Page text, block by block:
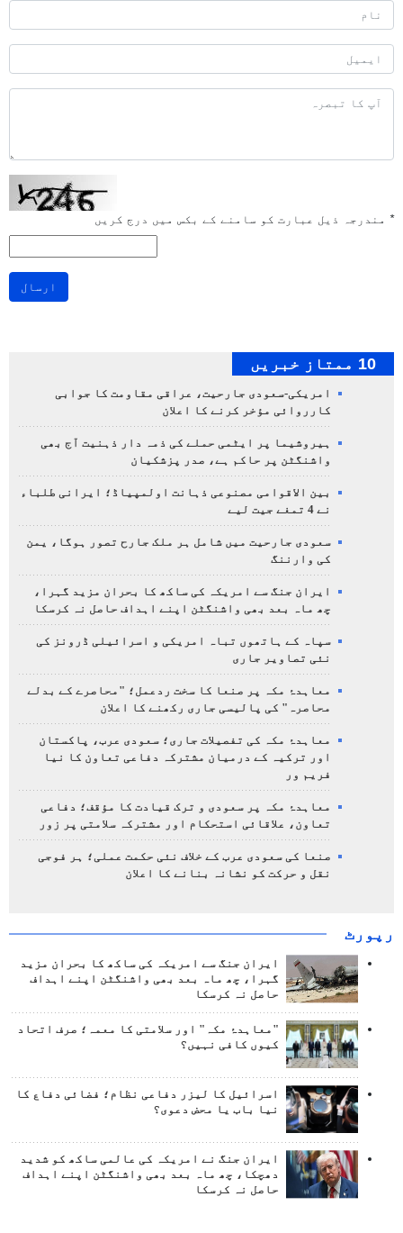
* مندرجہ ذیل عبارت کو سامنے کے بکس میں درج کریں
ارسال
10 ممتاز خبریں
امریکی-سعودی جارحیت، عراقی مقاومت کا جوابی
کارروائی مؤخر کرنے کا اعلان
ہیروشیما پر ایٹمی حملے کی ذمہ دار ذہنیت آج بھی
واشنگٹن پر حاکم ہے، صدر پزشکیان
بین الاقوامی مصنوعی ذہانت اولمپیاڈ؛ ایرانی طلباء
نے 4 تمغے جیت لیے
سعودی جارحیت میں شامل ہر ملک جارح تصور ہوگا، یمن
کی وارننگ
ایران جنگ سے امریکہ کی ساکھ کا بحران مزید گہرا،
چھ ماہ بعد بھی واشنگٹن اپنے اہداف حاصل نہ کرسکا
سپاہ کے ہاتھوں تباہ امریکی و اسرائیلی ڈرونز کی
نئی تصاویر جاری
معاہدۂ مکہ پر صنعا کا سخت ردعمل؛ "محاصرے کے بدلے
محاصرہ" کی پالیسی جاری رکھنے کا اعلان
معاہدۂ مکہ کی تفصیلات جاری؛ سعودی عرب، پاکستان
اور ترکیہ کے درمیان مشترکہ دفاعی تعاون کا نیا
فریم ور
معاہدۂ مکہ پر سعودی و ترک قیادت کا مؤقف؛ دفاعی
تعاون، علاقائی استحکام اور مشترکہ سلامتی پر زور
صنعا کی سعودی عرب کے خلاف نئی حکمت عملی؛ ہر فوجی
نقل و حرکت کو نشانہ بنانے کا اعلان
رپورٹ
ایران جنگ سے امریکہ کی ساکھ کا بحران مزید
گہرا، چھ ماہ بعد بھی واشنگٹن اپنے اہداف
حاصل نہ کرسکا
"معاہدۂ مکہ" اور سلامتی کا معمہ؛ صرف اتحاد
کیوں کافی نہیں؟
اسرائیل کا لیزر دفاعی نظام؛ فضائی دفاع کا
نیا باب یا محض دعوی؟
ایران جنگ نے امریکہ کی عالمی ساکھ کو شدید
دھچکا، چھ ماہ بعد بھی واشنگٹن اپنے اہداف
حاصل نہ کرسکا